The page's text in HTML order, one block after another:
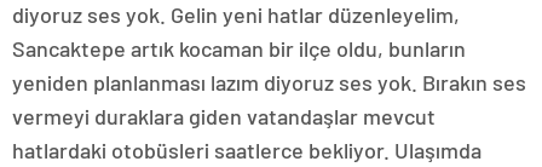
diyoruz ses yok. Gelin yeni hatlar düzenleyelim,
Sancaktepe artık kocaman bir ilçe oldu, bunların
yeniden planlanması lazım diyoruz ses yok. Bırakın ses
vermeyi duraklara giden vatandaşlar mevcut
hatlardaki otobüsleri saatlerce bekliyor. Ulaşımda